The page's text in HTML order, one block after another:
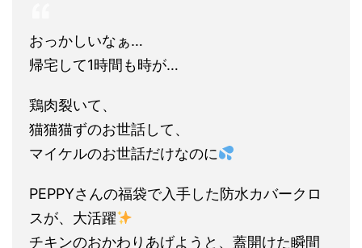
おっかしいなぁ…
帰宅して1時間も時が…
鶏肉裂いて、
猫猫猫ずのお世話して、
マイケルのお世話だけなのに
PEPPYさんの福袋で入手した防水カバークロ
スが、大活躍
チキンのおかわりあげようと、蓋開けた瞬間